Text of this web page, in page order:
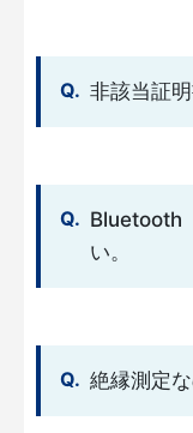
非該当証
Bluetooth
い。
絶縁測定